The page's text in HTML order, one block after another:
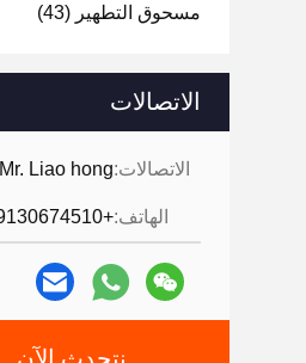
مسحوق التطهير (43)
الاتصالات
الاتصالات:Mr. Liao hong
الهاتف:+8619130674510